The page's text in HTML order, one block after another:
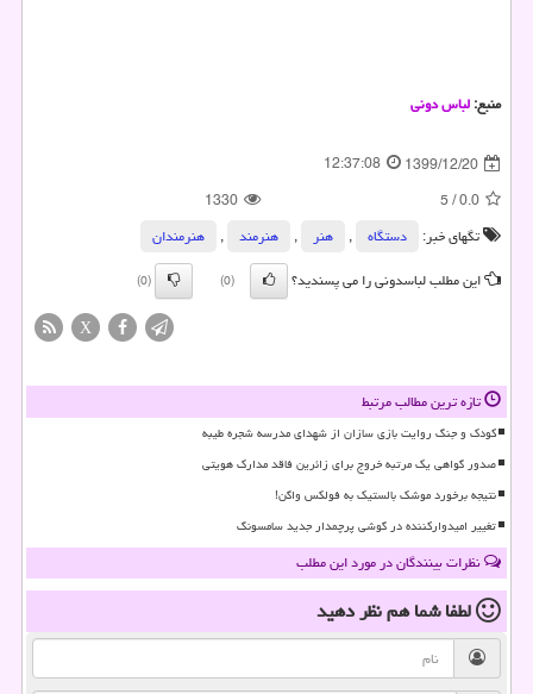
منبع:لباس دونی
1399/12/20
12:37:08
0.0
/
5
1330
تگهای خبر:
دستگاه , هنر , هنرمند ,
هنرمندان
این مطلب لباسدونی را می پسندید؟
(0)
(0)
X
تازه ترین مطالب مرتبط
کودک و جنگ روایت بازی سازان از شهدای مدرسه شجره طیبه
صدور گواهی یک مرتبه خروج برای زائرین فاقد مدارک هویتی
نتیجه برخورد موشک بالستیک به فولکس واگن!
تغییر امیدوارکننده در گوشی پرچمدار جدید سامسونگ
نظرات بینندگان در مورد این مطلب
لطفا شما همنظر دهید